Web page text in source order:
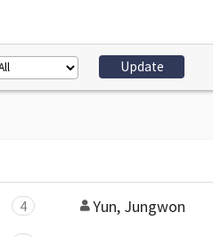
4 Yun, Jungwon